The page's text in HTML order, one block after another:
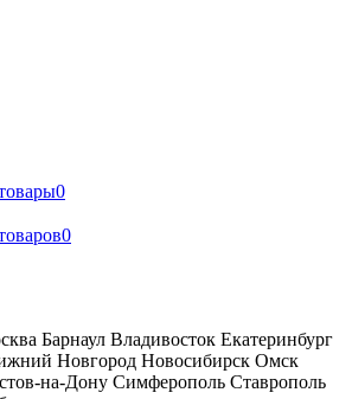
0
0
Барнаул Владивосток Екатеринбург
Новгород Новосибирск Омск
на-Дону Симферополь Ставрополь